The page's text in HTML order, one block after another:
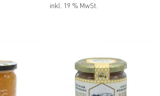
inkl. 19 % MwSt.